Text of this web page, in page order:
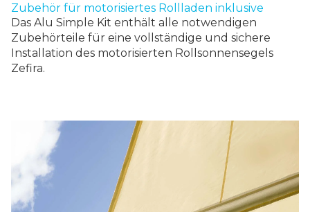
Zubehör für motorisiertes Rollladen inklusive
Das Alu Simple Kit enthält alle notwendigen
Zubehörteile für eine vollständige und sichere
Installation des motorisierten Rollsonnensegels
Zefira.